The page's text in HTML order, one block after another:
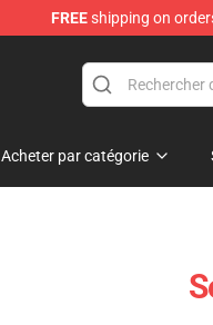
FREEshipping on
Acheter par catégorie